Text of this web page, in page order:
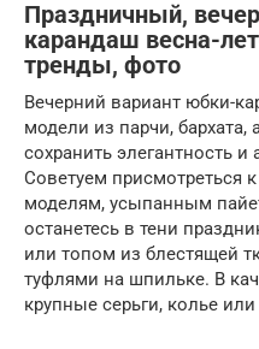
Праздничный,
карандаш весна-
тренды, фото
Вечерний вариант юбки-
модели из парчи,
сохранить элегантность и
Советуем присмотреться
моделям, усыпанным
останетесь в тени
или топом из блестящей
туфлями на шпильке. В
крупные серьги, колье